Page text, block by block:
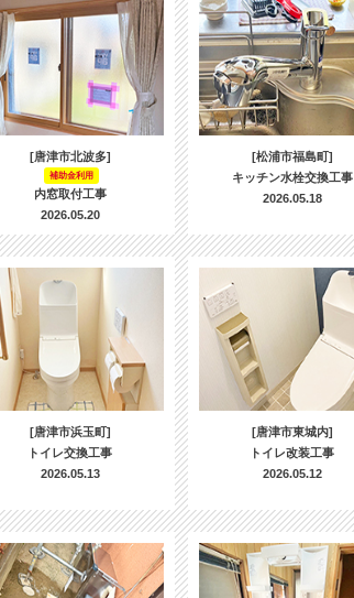
[唐津市北波多]
補助金利用
内窓取付工事
2026.05.20
[松浦市福島町]
キッチン水栓交換工事
2026.05.18
[唐津市浜玉町]
トイレ交換工事
2026.05.13
[唐津市東城内]
トイレ改装工事
2026.05.12